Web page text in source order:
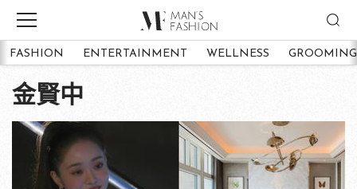
FASHION ENTERTAINMENT WELLNESS GROOMING
金賢中